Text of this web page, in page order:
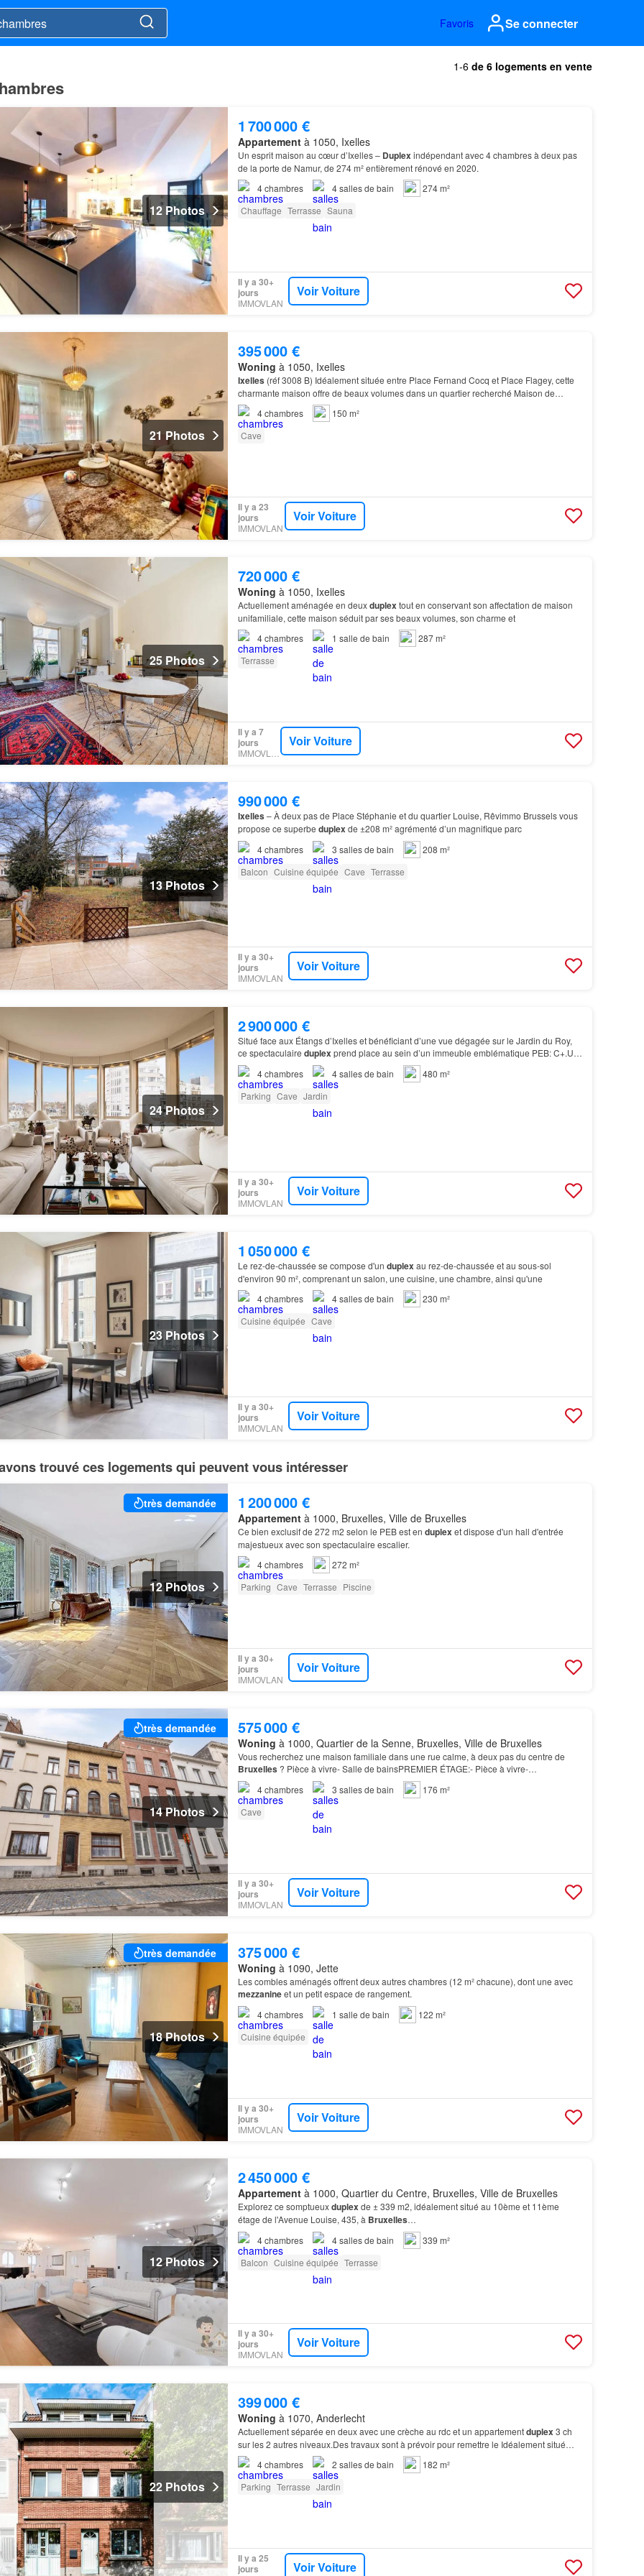
Favoris Se connecter
1-6 de 6 logements en vente
12 Photos
1 700 000 €
Appartementà 1050, Ixelles
Un esprit maison au cœur d’Ixelles – Duplexindépendant avec 4 chambres à deux pas
de la porte de Namur, de 274 m² entièrement rénové en 2020.
4chambres 4salles de bain
274 m²
Chauffage Terrasse Sauna
Il y a 30+
jours
IMMOVLAN
Voir Voiture
21 Photos
395 000 €
Woning à 1050, Ixelles
Ixelles (réf 3008 B) Idéalement située entre Place Fernand Cocq et Place Flagey, cette
charmante maison offre de beaux volumes dans un quartier recherché Maison de
rapport de 2
duplex1ch reconnus!.FAIRE OFFRE A PARTIR DE 395…
4chambres
150 m²
Cave
Il y a 23
jours
IMMOVLAN
Voir Voiture
25 Photos
720 000 €
Woning à 1050, Ixelles
Actuellement aménagée en deuxduplextout en conservant son affectation de maison
unifamiliale, cette maison séduit par ses beaux volumes, son charme et
4chambres 1 salle de bain
287 m²
Terrasse
Il y a 7
jours
IMMOVLAN
Voir Voiture
13 Photos
990 000 €
Ixelles – À deux pas de Place Stéphanie et du quartier Louise, Rêvimmo Brussels vous
propose ce superbe duplexde ±208 m² agrémenté d’un magnifique parc
4chambres 3 salles de bain
208 m²
Balcon Cuisine équipée Cave Terrasse
Il y a 30+
jours
IMMOVLAN
Voir Voiture
24 Photos
2 900 000 €
Situé face aux Étangs d’Ixelles et bénéficiant d’une vue dégagée sur le Jardin du Roy,
ce spectaculaire duplexprend place au sein d’un immeuble emblématique PEB: C+.Un
duplex d’exception où patrimoine architectural et rénova…
4chambres 4salles de bain
480 m²
Parking Cave Jardin
Il y a 30+
jours
IMMOVLAN
Voir Voiture
23 Photos
1 050 000 €
Le rez-de-chaussée se compose d'un duplexau rez-de-chaussée et au sous-sol
d'environ 90 m², comprenant un salon, une cuisine, une chambre, ainsi qu'une
4chambres 4salles de bain
230 m²
Cuisine équipée Cave
Il y a 30+
jours
IMMOVLAN
Voir Voiture
trouvé ces logements qui peuvent vous intéresser
très demandée
12 Photos
1 200 000 €
Appartementà 1000, Bruxelles, Ville de Bruxelles
Ce bien exclusif de 272 m2 selon le PEB est en duplexet dispose d'un hall d'entrée
majestueux avec son spectaculaire escalier.
4chambres
272 m²
Parking Cave Terrasse Piscine
Il y a 30+
jours
IMMOVLAN
Voir Voiture
très demandée
14 Photos
575 000 €
Woning à 1000, Quartier de la Senne, Bruxelles, Ville de Bruxelles
Vous recherchez une maison familiale dans une rue calme, à deux pas du centre de
Bruxelles ? Pièce à vivre- Salle de bainsPREMIER ÉTAGE:- Pièce à vivre-
CuisineDEUXIÈME ÉTAGE- 2 chambres- Salle de bainsTROISIÈME ÉTAGE- 2 cham…
4chambres 3 salles de bain
176 m²
Cave
Il y a 30+
jours
IMMOVLAN
Voir Voiture
très demandée
18 Photos
375 000 €
Woning à 1090, Jette
Les combles aménagés offrent deux autres chambres (12 m² chacune), dont une avec
mezzanineet un petit espace de rangement.
4chambres 1 salle de bain
122 m²
Cuisine équipée
Il y a 30+
jours
IMMOVLAN
Voir Voiture
12 Photos
2 450 000 €
Appartementà 1000, Quartier du Centre, Bruxelles, Ville de Bruxelles
Explorez ce somptueuxduplexde ± 339 m2, idéalement situé au 10ème et 11ème
étage de l'Avenue Louise, 435, à Bruxelles…
4chambres 4salles de bain
339 m²
Balcon Cuisine équipée Terrasse
Il y a 30+
jours
IMMOVLAN
Voir Voiture
22 Photos
399 000 €
Woning à 1070, Anderlecht
Actuellement séparée en deux avec une crèche au rdc et un appartementduplex3 ch
sur les 2 autres niveaux.Des travaux sont à prévoir pour remettre le Idéalement situé
pour rejoindre le centre de
en transport en com…
4chambres 2 salles de bain
182 m²
Parking Terrasse Jardin
Il y a 25
jours
Voir Voiture